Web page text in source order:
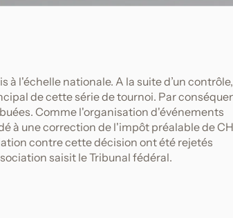
l'échelle nationale. A la suite d’un contrôle,
de cette série de tournoi. Par
Comme l'organisation d'événements
à une correction de l'impôt préalable de
contre cette décision ont été rejetés
saisit le Tribunal fédéral.